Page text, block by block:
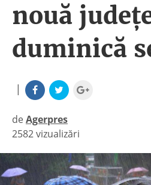
nouă
duminică
|
deAgerpres
|
2582 vizualizări